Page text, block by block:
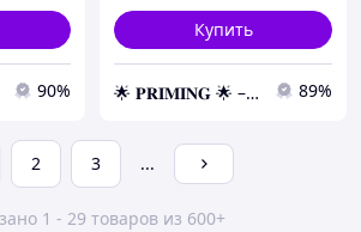
90%
Купить
🌟 𝐏𝐑𝐈𝐌𝐈𝐍𝐆 🌟 – Эксклюзивные товары премиум-качества от официального дистрибьютора! 89%
2 3 ...
1 - 29 товаров из 600+